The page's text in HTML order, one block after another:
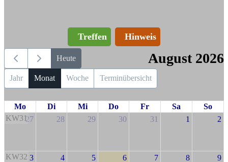
Treffen Hinweis
Heute August 2026
Jahr Monat Woche Terminübersicht
Mo Di Mi Do Fr Sa
So
KW3127 28 29 30 31 1 2
KW32 3 4 5 6 7 8 9